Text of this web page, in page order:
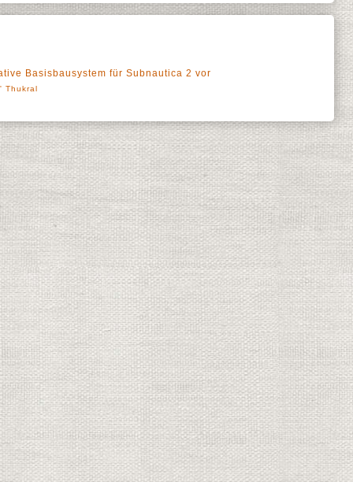
Basisbausystem für Subnautica 2 vor
Thukral